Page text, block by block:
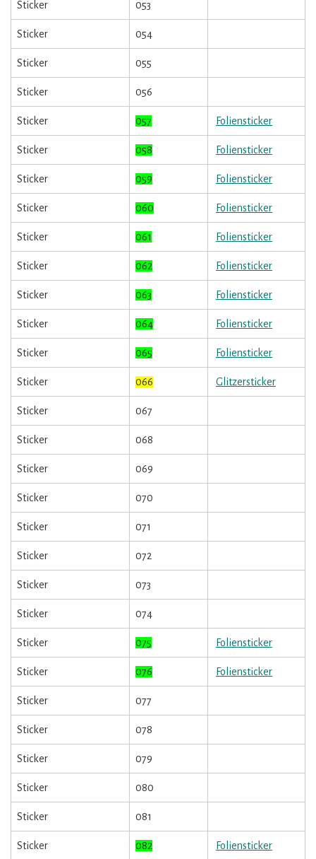
Sticker 053
Sticker 054
Sticker 055
Sticker 056
Sticker 057 Foliensticker
Sticker 058 Foliensticker
Sticker 059 Foliensticker
Sticker 060 Foliensticker
Sticker 061 Foliensticker
Sticker 062 Foliensticker
Sticker 063 Foliensticker
Sticker 064 Foliensticker
Sticker 065 Foliensticker
Sticker 066 Glitzersticker
Sticker 067
Sticker 068
Sticker 069
Sticker 070
Sticker 071
Sticker 072
Sticker 073
Sticker 074
Sticker 075 Foliensticker
Sticker 076 Foliensticker
Sticker 077
Sticker 078
Sticker 079
Sticker 080
Sticker 081
Sticker 082 Foliensticker